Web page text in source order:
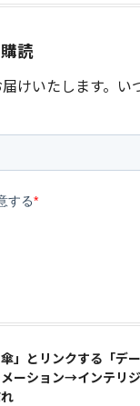
読
けいたします。い
傘」とリンクする「デ
ーション→インテリ